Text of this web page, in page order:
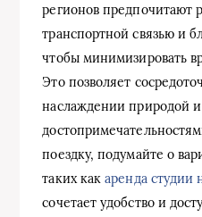
регионов предпочитают
транспортной связью и
чтобы минимизировать
Это позволяет
наслаждении природой
поездку, подумайте о
таких какаренда студии
сочетает удобство и